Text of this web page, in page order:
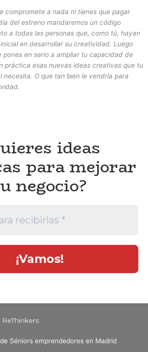
compromete a nada ni tienes que pagar
del estreno mandaremos un código
a todas las personas que, como tú, hayan
en desarrollar su creatividad. Luego
en serio a ampliar tu capacidad de
práctica esas nuevas ideas creativas que tu
O que tan bien le vendría para
ideas
para mejorar
negocio?
Séniors emprendedores en Madrid